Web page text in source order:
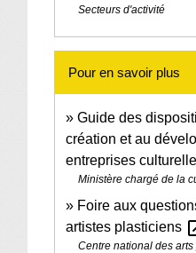
Secteurs d'activité
Pour en savoir plus
Guide des
création et au
entreprises
Ministère chargé de la
Foire aux
artistes plasticiens
Centre national des